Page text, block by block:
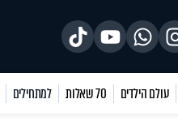
עולם הילדים 70 שאלות למתחילים